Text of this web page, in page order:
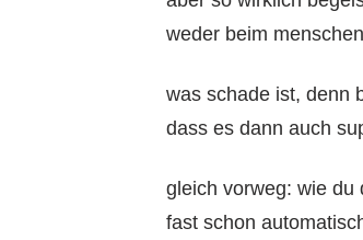
weder beim
was schade ist, denn
dass es dann auch
gleich vorweg: wie du
fast schon